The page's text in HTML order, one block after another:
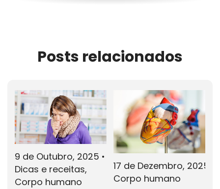
Posts relacionados
9 de Outubro, 2025 •
Dicas e receitas,
Corpo humano
17 de Dezembro, 2025
Corpo humano